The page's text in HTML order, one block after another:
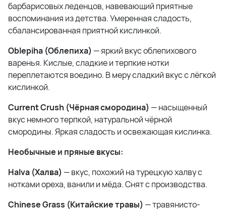
барбарисовых леденцов, навевающий приятные
воспоминания из детства. Умеренная сладость,
сбалансированная приятной кислинкой.
Oblepiha (Облепиха) — яркий вкус облепихового
варенья. Кислые, сладкие и терпкие нотки
переплетаются воедино. В меру сладкий вкус с лёгкой
кислинкой.
Current Crush (Чёрная смородина) — насыщенный
вкус немного терпкой, натуральной чёрной
смородины. Яркая сладость и освежающая кислинка.
Необычные и пряные вкусы:
Halva (Халва) — вкус, похожий на турецкую халву с
нотками ореха, ванили и мёда. Снят с производства.
Chinese Grass (Китайские травы) — травянисто-